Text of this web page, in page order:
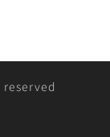
reserved